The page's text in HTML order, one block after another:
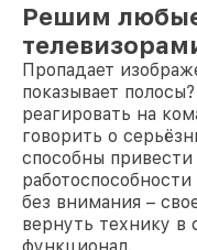
Решим
Пропадает
показывает
реагировать на
говорить о
способны
без внимания –
вернуть технику в
функционал.